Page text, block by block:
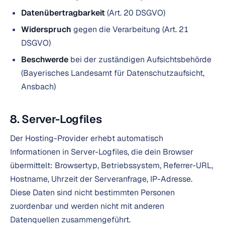
Datenübertragbarkeit(Art. 20 DSGVO)
Widerspruch gegen die Verarbeitung (Art. 21
DSGVO)
Beschwerde bei der zuständigen Aufsichtsbehörde
(Bayerisches Landesamt für Datenschutzaufsicht,
Ansbach)
8. Server-Logfiles
Der Hosting-Provider erhebt automatisch
Informationen in Server-Logfiles, die dein Browser
übermittelt: Browsertyp, Betriebssystem, Referrer-URL,
Hostname, Uhrzeit der Serveranfrage, IP-Adresse.
Diese Daten sind nicht bestimmten Personen
zuordenbar und werden nicht mit anderen
Datenquellen zusammengeführt.